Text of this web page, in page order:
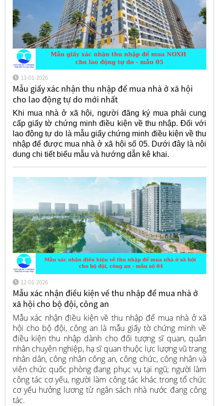
13-01-2026
Mẫu giấy xác nhận thu nhập để mua nhà ở xã hội
cho lao động tự do mới nhất
Khi mua nhà ở xã hội, người đăng ký mua phải cung
cấp giấy tờ chứng minh điều kiện về thu nhập. Đối với
lao động tự do là mẫu giấy chứng minh điều kiện về thu
nhập để được mua nhà ở xã hội số 05. Dưới đây là nội
dung chi tiết biểu mẫu và hướng dẫn kê khai.
12-01-2026
Mẫu xác nhận điều kiện về thu nhập để mua nhà ở
xã hội cho bộ đội, công an
Mẫu xác nhận điều kiện về thu nhập để mua nhà ở xã
hội cho bộ đội, công an là mẫu giấy tờ chứng minh về
điều kiện thu nhập dành cho đối tượng sĩ quan, quân
nhân chuyên nghiệp, hạ sĩ quan thuộc lực lượng vũ trang
nhân dân, công nhân công an, công chức, công nhân và
viên chức quốc phòng đang phục vụ tại ngũ; người làm
công tác cơ yếu, người làm công tác khác trong tổ chức
cơ yếu hưởng lương từ ngân sách nhà nước đang công
tác.